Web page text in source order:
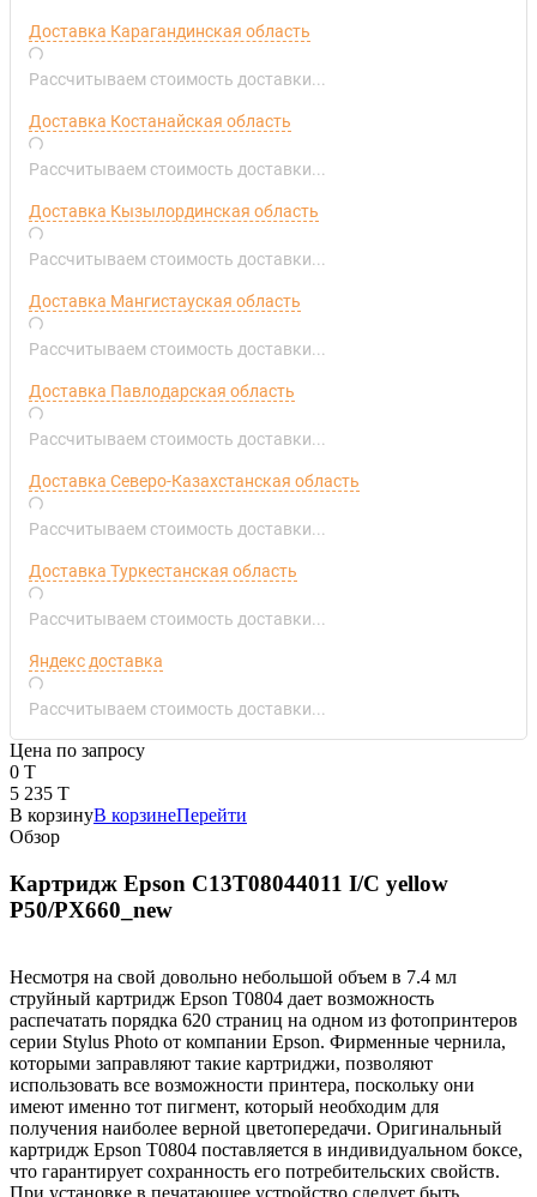
Доставка Карагандинская область
Рассчитываем стоимость доставки...
Доставка Костанайская область
Рассчитываем стоимость доставки...
Доставка Кызылординская область
Рассчитываем стоимость доставки...
Доставка Мангистауская область
Рассчитываем стоимость доставки...
Доставка Павлодарская область
Рассчитываем стоимость доставки...
Доставка Северо-Казахстанская область
Рассчитываем стоимость доставки...
Доставка Туркестанская область
Рассчитываем стоимость доставки...
Яндекс доставка
Рассчитываем стоимость доставки...
Цена по запросу
0 T
5 235 T
В корзинуВ корзинеПерейти
Обзор
Картридж Epson C13T08044011 I/C yellow
P50/PX660_new
Несмотря на свой довольно небольшой объем в 7.4 мл
струйный картридж Epson T0804 дает возможность
распечатать порядка 620 страниц на одном из фотопринтеров
серии Stylus Photo от компании Epson. Фирменные чернила,
которыми заправляют такие картриджи, позволяют
использовать все возможности принтера, поскольку они
имеют именно тот пигмент, который необходим для
получения наиболее верной цветопередачи. Оригинальный
картридж Epson T0804 поставляется в индивидуальном боксе,
что гарантирует сохранность его потребительских свойств.